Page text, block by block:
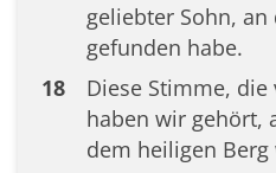
geliebter Sohn,
gefunden habe.
18
Diese Stimme,
haben wir gehört,
dem heiligen Berg